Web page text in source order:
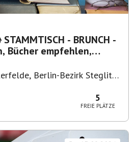
Bücher empfehlen,
Berlin-Bezirk Steglitz-
5
FREIE PLÄTZE